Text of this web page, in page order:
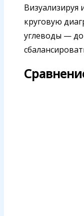
круговую
углеводы — до